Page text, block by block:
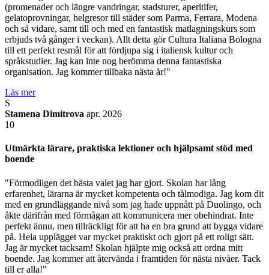
(promenader och längre vandringar, stadsturer, aperitifer,
gelatoprovningar, helgresor till städer som Parma, Ferrara, Modena
och så vidare, samt till och med en fantastisk matlagningskurs som
erbjuds två gånger i veckan). Allt detta gör Cultura Italiana Bologna
till ett perfekt resmål för att fördjupa sig i italiensk kultur och
språkstudier. Jag kan inte nog berömma denna fantastiska
organisation. Jag kommer tillbaka nästa år!"
Läs mer
S
Stamena Dimitrova apr. 2026
10
Utmärkta lärare, praktiska lektioner och hjälpsamt stöd med
boende
"Förmodligen det bästa valet jag har gjort. Skolan har lång
erfarenhet, lärarna är mycket kompetenta och tålmodiga. Jag kom dit
med en grundläggande nivå som jag hade uppnått på Duolingo, och
åkte därifrån med förmågan att kommunicera mer obehindrat. Inte
perfekt ännu, men tillräckligt för att ha en bra grund att bygga vidare
på. Hela upplägget var mycket praktiskt och gjort på ett roligt sätt.
Jag är mycket tacksam! Skolan hjälpte mig också att ordna mitt
boende. Jag kommer att återvända i framtiden för nästa nivåer. Tack
till er alla!"